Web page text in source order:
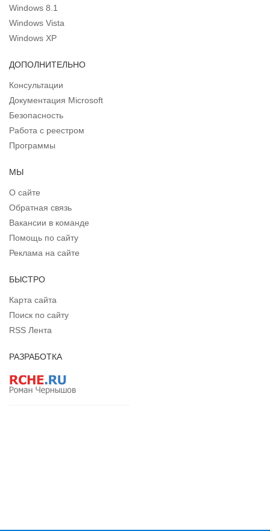
Windows 8.1
Windows Vista
Windows XP
ДОПОЛНИТЕЛЬНО
Консультации
Документация Microsoft
Безопасность
Работа с реестром
Программы
МЫ
О сайте
Обратная связь
Вакансии в команде
Помощь по сайту
Реклама на сайте
БЫСТРО
Карта сайта
Поиск по сайту
RSS Лента
РАЗРАБОТКА